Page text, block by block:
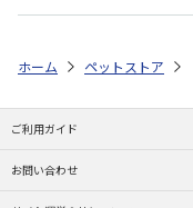
ホーム ペットストア
ご利用ガイド
お問い合わせ